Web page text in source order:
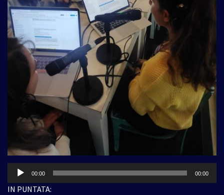
Audio
Player
00:00 00:00
IN PUNTATA: